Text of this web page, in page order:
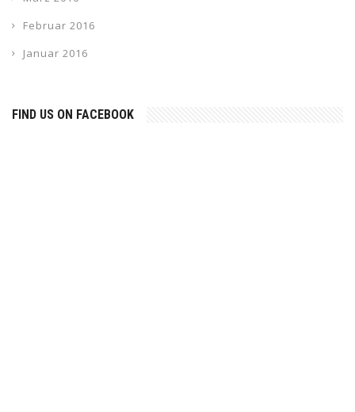
Februar 2016
Januar 2016
FIND US ON FACEBOOK